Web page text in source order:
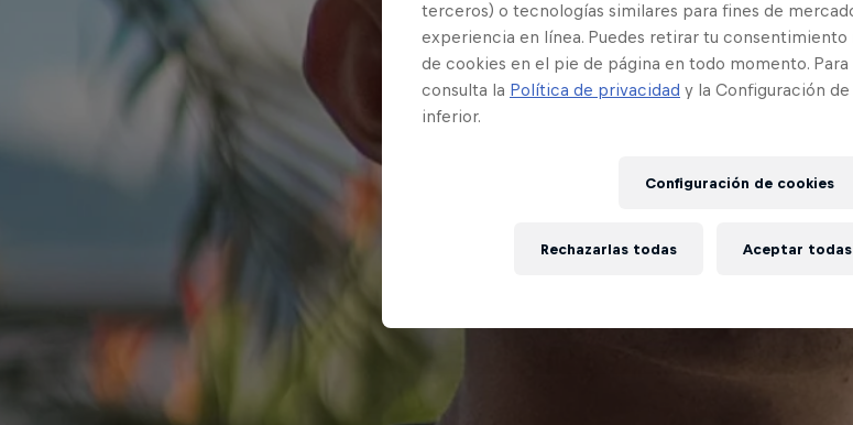
terceros) o tecnologías similares para fines de
experiencia en línea. Puedes retirar tu
de cookies en el pie de página en todo momento.
consulta la Política de privacidad y la Configuración
inferior.
Configuración de cookies
Rechazarlas todas Aceptar